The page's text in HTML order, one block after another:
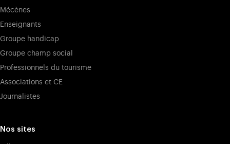
Mécènes
Enseignants
Groupe handicap
Groupe champ social
Professionnels du tourisme
Associations et CE
Journalistes
Nos sites